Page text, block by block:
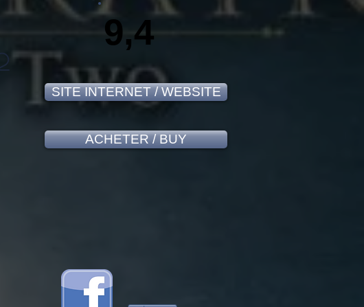
9,4
SITE INTERNET / WEBSITE
ACHETER / BUY